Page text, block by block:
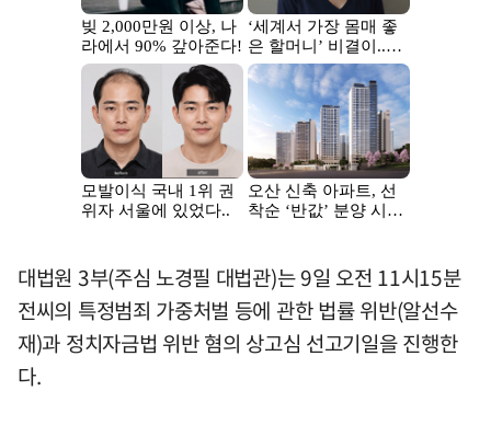
대법원 3부(주심 노경필 대법관)는 9일 오전 11시15분
전씨의 특정범죄 가중처벌 등에 관한 법률 위반(알선수
재)과 정치자금법 위반 혐의 상고심 선고기일을 진행한
다.